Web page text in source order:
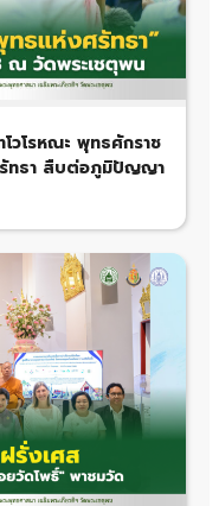
วโรหณะ พุทธศักราช
ทธา สืบต่อภูมิปัญญา